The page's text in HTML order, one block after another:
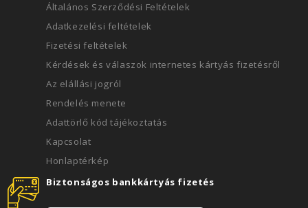
Általános Szerződési Feltételek
Adatkezelési feltételek
Fizetési feltételek
Kérdések és válaszok internetes kártyás fizetésről
Az elállási jogról
Rendelés menete
Adattörlő kód tájékoztatás
Kapcsolat
Honlaptérkép
Biztonságos bankkártyás fizetés